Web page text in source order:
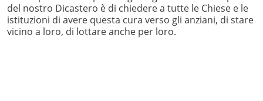
del nostro Dicastero è di chiedere a tutte le Chiese e le
istituzioni di avere questa cura verso gli anziani, di stare
vicino a loro, di lottare anche per loro.